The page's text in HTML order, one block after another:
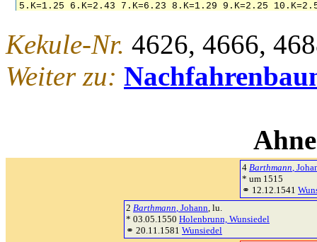
Kekule-Nr. 4626, 4666,
Weiter zu:
4 Barthmann,
* um 1515
⚭ 12.12.1541
2 Barthmann, Johann, lu.
* 03.05.1550 Holenbrunn, Wunsiedel
⚭ 20.11.1581 Wunsiedel